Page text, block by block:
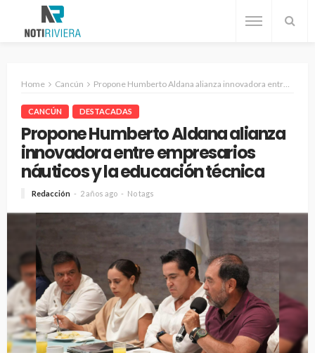
Home Cancún Propone Humberto Aldana alianza innovadora entre empresarios náuticos y la educación técnica
CANCÚN DESTACADAS
Propone Humberto Aldana alianza
innovadora entre empresarios
náuticos y la educación técnica
Redacción 2 años ago No tags